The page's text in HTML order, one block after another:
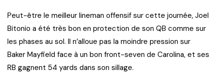
Peut-être le meilleur lineman offensif sur cette journée, Joel
Bitonio a été très bon en protection de son QB comme sur
les phases au sol. Il n’alloue pas la moindre pression sur
Baker Mayfield face à un bon front-seven de Carolina, et ses
RB gagnent 54 yards dans son sillage.